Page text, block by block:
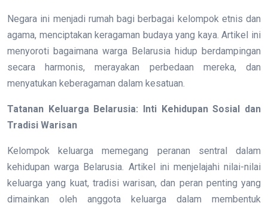
Negara ini menjadi rumah bagi berbagai kelompok etnis dan
agama, menciptakan keragaman budaya yang kaya. Artikel ini
menyoroti bagaimana warga Belarusia hidup berdampingan
secara harmonis, merayakan perbedaan mereka, dan
menyatukan keberagaman dalam kesatuan.
Tatanan Keluarga Belarusia: Inti Kehidupan Sosial dan
Tradisi Warisan
Kelompok keluarga memegang peranan sentral dalam
kehidupan warga Belarusia. Artikel ini menjelajahi nilai-nilai
keluarga yang kuat, tradisi warisan, dan peran penting yang
dimainkan oleh anggota keluarga dalam membentuk